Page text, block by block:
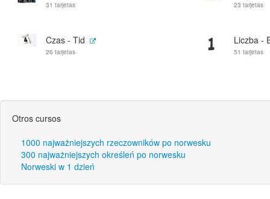
31 tarjetas 23 tarjetas
Czas - Tid
26 tarjetas
Liczba -
51 tarjetas
Otros cursos
1000 najważniejszych rzeczowników po norwesku
300 najważniejszych określeń po norwesku
Norweski w 1 dzień